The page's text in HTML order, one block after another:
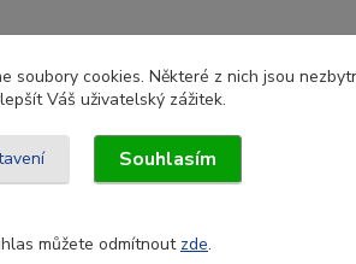
soubory cookies. Některé z nich jsou
Váš uživatelský zážitek.
Souhlasím
můžete odmítnout zde.